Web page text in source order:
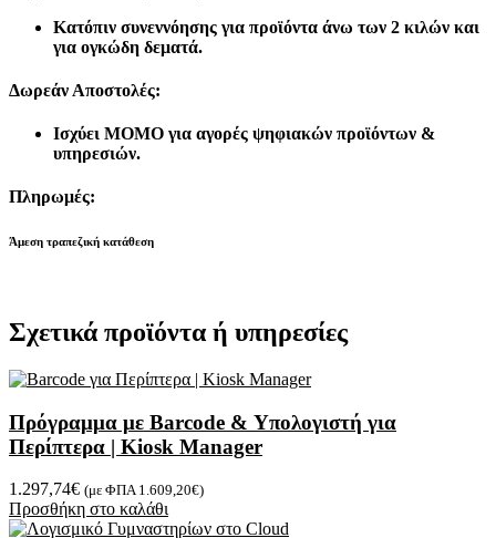
Κατόπιν συνεννόησης για προϊόντα άνω των 2 κιλών και
για ογκώδη δεματά.
Δωρεάν Αποστολές:
Ισχύει MOMO για αγορές ψηφιακών προϊόντων &
υπηρεσιών.
Πληρωμές:
Άμεση τραπεζική κατάθεση
Σχετικά προϊόντα ή υπηρεσίες
Πρόγραμμα με Barcode & Υπολογιστή για
Περίπτερα | Kiosk Manager
1.297,74€ (με ΦΠΑ1.609,20€)
Προσθήκη στο καλάθι